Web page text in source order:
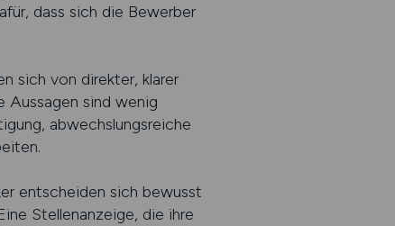
dass sich die Bewerber
sich von direkter, klarer
Aussagen sind wenig
abwechslungsreiche
entscheiden sich bewusst
Stellenanzeige, die ihre